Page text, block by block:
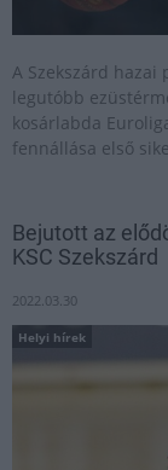
​A Szekszárd hazai
legutóbb
kosárlabda
fennállása első
Bejutott az
KSC Szekszárd
2022.03.30
Helyi hírek